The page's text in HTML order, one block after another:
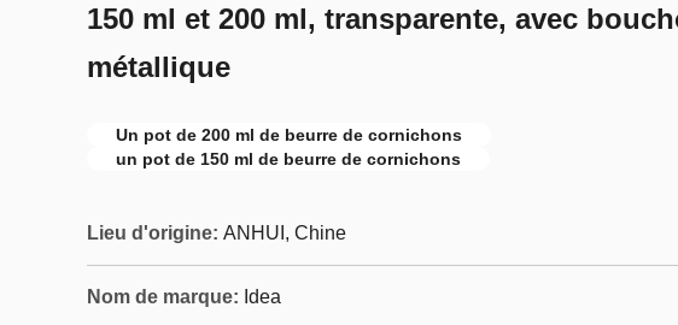
150 ml et 200 ml, transparente, avec
métallique
Un pot de 200 ml de beurre de cornichons
un pot de 150 ml de beurre de cornichons
Lieu d'origine: ANHUI, Chine
Nom de marque: Idea